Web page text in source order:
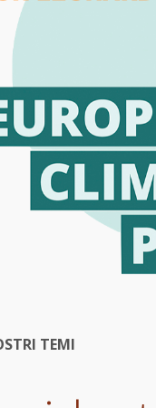
TEMI